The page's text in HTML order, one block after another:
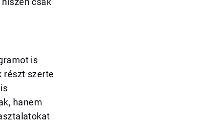
is
részt szerte
hanem